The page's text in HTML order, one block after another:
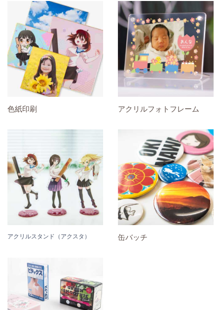
色紙印刷 アクリルフォトフレーム
アクリルスタンド（アクスタ） 缶バッチ